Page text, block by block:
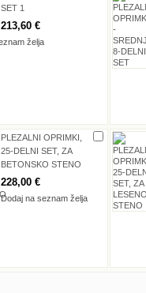
SET 1
213,60 €
želja
PLEZALNI OPRIMKI,
25-DELNI SET, ZA
BETONSKO STENO
228,00 €
Dodaj na seznam želja